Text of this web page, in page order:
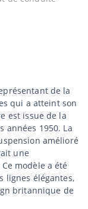
de la
qui a atteint son
est issue de la
années 1950. La
amélioré
une
modèle a été
lignes élégantes,
britannique de